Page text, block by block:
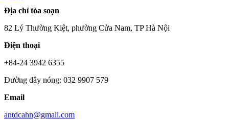
Địa chỉ tòa soạn
82 Lý Thường Kiệt, phường Cửa Nam, TP Hà Nội
Điện thoại
+84-24 3942 6355
Đường dây nóng: 032 9907 579
Email
antdcahn@gmail.com